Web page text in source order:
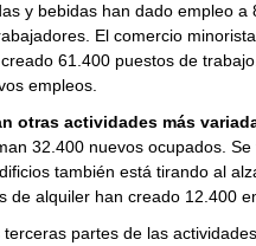
y bebidas han dado empleo
El comercio
61.400 puestos de
empleos.
otras actividades más
32.400 nuevos ocupados.
también está tirando al
alquiler han creado 12.400
partes de las